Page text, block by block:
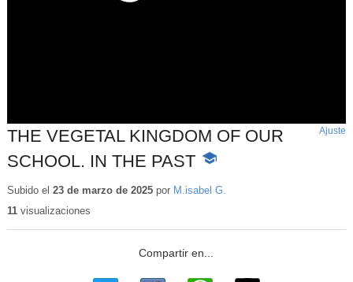
THE VEGETAL KINGDOM OF OUR
SCHOOL. IN THE PAST -
educativo
Ajuste
Subido el 23 de marzo de 2025por M.isabel G.
11visualizaciones